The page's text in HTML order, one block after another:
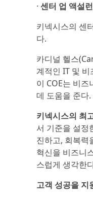
· 센터 업 액설
키넥시스의 센
다.
카디널 헬스
계적인 IT 및
이 COE는 비
데 도움을 준다.
키넥시스의 최
서 기준을 설정
진하고, 회복력
혁신을 비즈니
스럽게 생각한
고객 성공을 지